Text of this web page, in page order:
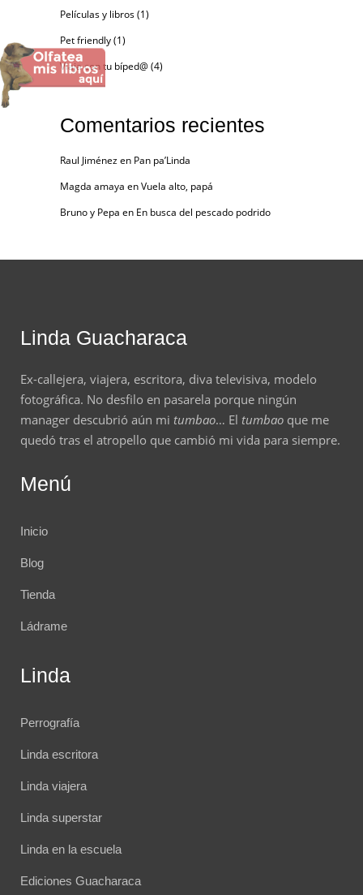
Películas y libros(1)
Pet friendly(1)
Viaja con tu bíped@ (4)
Comentarios recientes
Raul Jiménezen Pan pa’Linda
Magda amaya enVuela alto, papá
Bruno y Pepa en En busca del pescado podrido
Linda Guacharaca
Ex-callejera, viajera, escritora, diva televisiva, modelo
fotográfica. No desfilo en pasarela porque ningún
manager descubrió aún mi tumbao… El tumbao que me
quedó tras el atropello que cambió mi vida para siempre.
Menú
Inicio
Blog
Tienda
Ládrame
Linda
Perrografía
Linda escritora
Linda viajera
Linda superstar
Linda en la escuela
Ediciones Guacharaca